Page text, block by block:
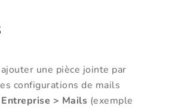
une pièce jointe par
configurations de mails
> Mails (exemple